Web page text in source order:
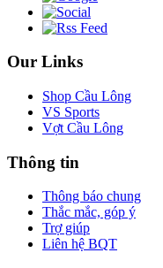
Our Links
Shop Cầu Lông
VS Sports
Vợt Cầu Lông
Thông tin
Thông báo chung
Thắc mắc, góp ý
Trợ giúp
Liên hệ BQT